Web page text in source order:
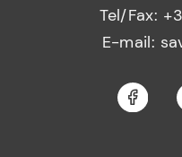
Tel/Fax:
E-mail: